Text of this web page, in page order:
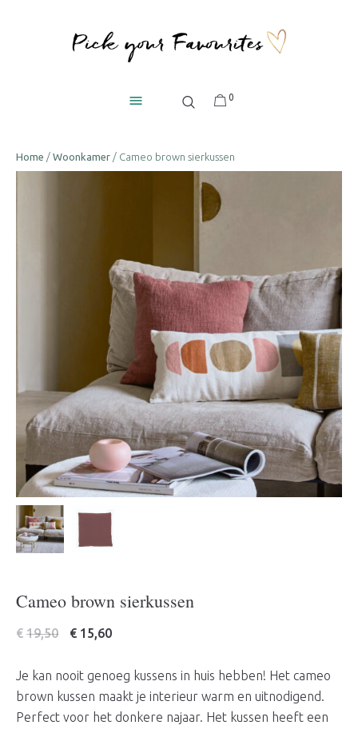
0
Home / Woonkamer / Cameo brown sierkussen
Cameo brown sierkussen
€ 19,50 € 15,60
Je kan nooit genoeg kussens in huis hebben! Het cameo
brown kussen maakt je interieur warm en uitnodigend.
Perfect voor het donkere najaar. Het kussen heeft een